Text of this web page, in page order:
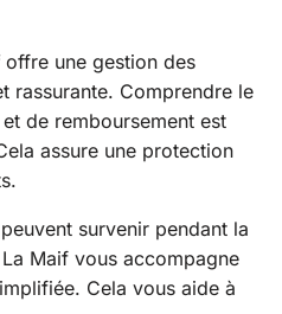
offre une gestion des
rassurante. Comprendre le
de remboursement est
assure une protection
survenir pendant la
Maif vous accompagne
Cela vous aide à